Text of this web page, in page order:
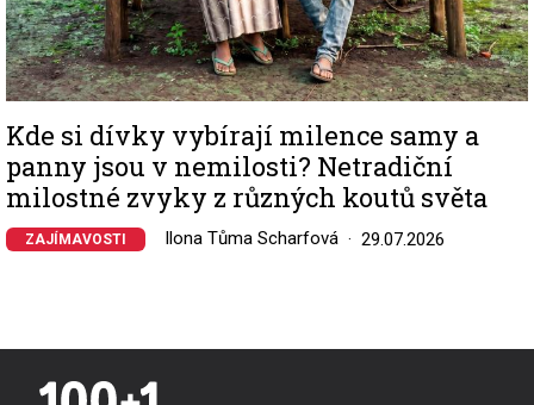
Kde si dívky vybírají milence samy a
panny jsou v nemilosti? Netradiční
milostné zvyky z různých koutů světa
ZAJÍMAVOSTI Ilona Tůma Scharfová 29.07.2026